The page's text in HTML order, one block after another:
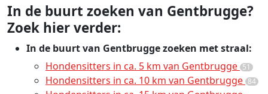
In de buurt zoeken van Gentbrugge?
Zoek hier verder:
In de buurt van Gentbrugge zoeken met straal:
Hondensitters in ca. 5 km van Gentbrugge 51
Hondensitters in ca. 10 km van Gentbrugge 84